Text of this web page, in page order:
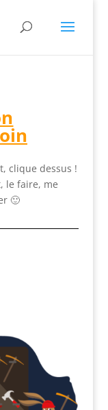
clique dessus !
le faire, me
🙂